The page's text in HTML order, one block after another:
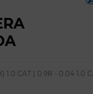
1.0 CAT | 0.98 - 0.04 1.0